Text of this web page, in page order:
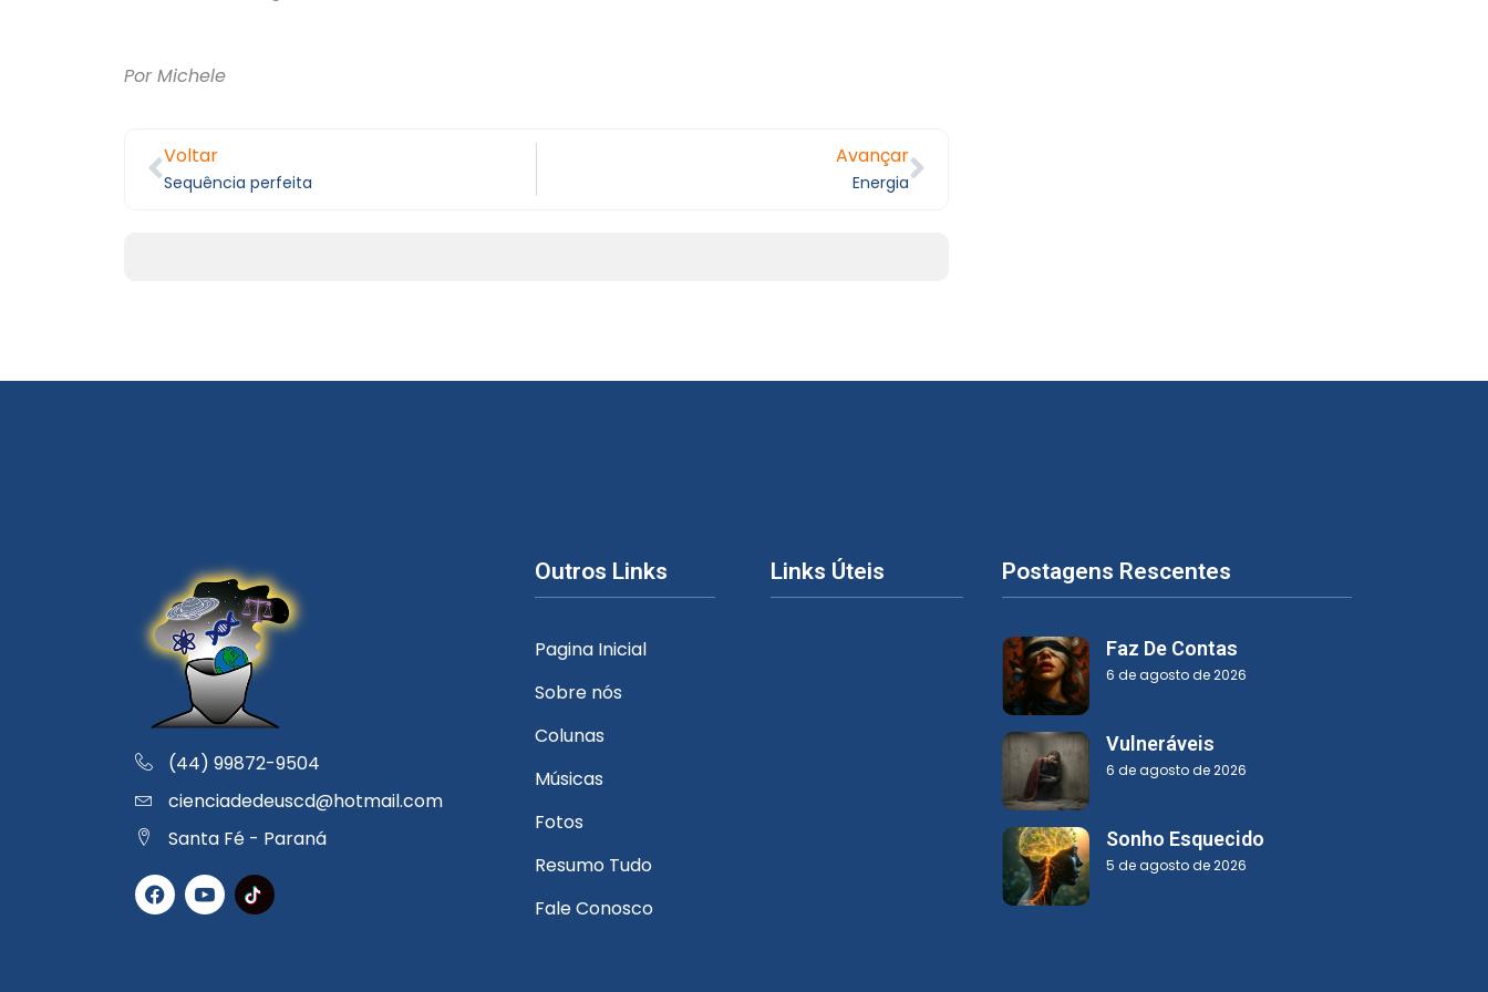
Por Michele
Voltar
Sequência perfeita
Avançar
Energia
(44) 99872-9504
cienciadedeuscd@hotmail.com
Santa Fé - Paraná
Outros Links
Pagina Inicial
Sobre nós
Colunas
Músicas
Fotos
Resumo Tudo
Fale Conosco
Links Úteis Postagens Rescentes
Faz De Contas
6 de agosto de 2026
Vulneráveis
6 de agosto de 2026
Sonho Esquecido
5 de agosto de 2026